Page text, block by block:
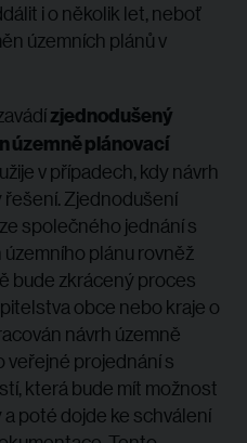
i o několik let, neboť
územních plánů v
zjednodušený
územně plánovací
v případech, kdy návrh
Zjednodušení
společného jednání s
plánu rovněž
bude zkrácený proces
obce nebo kraje o
návrh územně
veřejné projednání s
která bude mít možnost
poté dojde ke schválení